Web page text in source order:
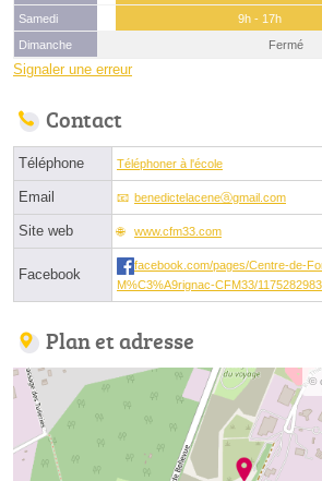
Samedi
9h - 17h
Dimanche
Fermé
Signaler une erreur
Contact
Téléphone Téléphoner à l'école
Email benedictelaceneⓐgmail.com
Site web www.cfm33.com
Facebook
facebook.com/pages/Centre-de-
M%C3%A9rignac-CFM33/
Plan et adresse
©